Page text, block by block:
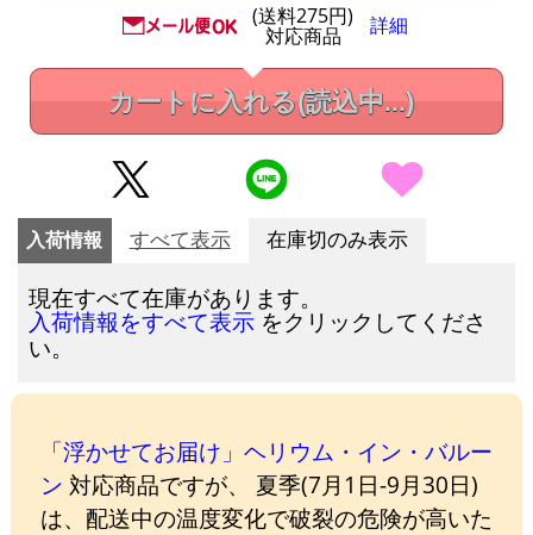
(送料275円)
対応商品 詳細
カートに入れる(読込中...)
入荷情報 すべて表示 在庫切のみ表示
現在すべて在庫があります。
入荷情報をすべて表示 をクリックしてくださ
い。
「浮かせてお届け」ヘリウム・イン・バルー
ン 対応商品ですが、 夏季(7月1日-9月30日)
は、配送中の温度変化で破裂の危険が高いた